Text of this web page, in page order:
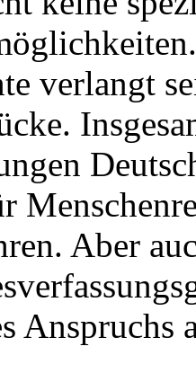
verlangt
Aber
Anspruchs